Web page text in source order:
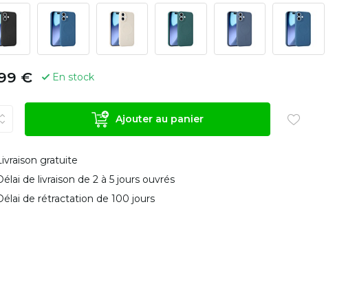
€ En stock
Ajouter au panier
gratuite
de livraison de 2 à 5 jours ouvrés
de rétractation de 100 jours